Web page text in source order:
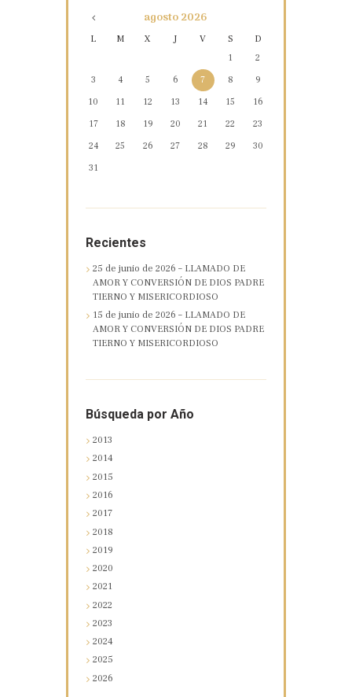
agosto2026
L M X J V S
D
1
2
3
4 5 6 7 8
9
10
11 12 13 14 15
16
17
18 19 20 21 22
23
24
25 26 27 28 29
30
31
Recientes
25 de junio de 2026 – LLAMADO DE
AMOR Y CONVERSIÓN DE DIOS PADRE
TIERNO Y MISERICORDIOSO
15 de junio de 2026 – LLAMADO DE
AMOR Y CONVERSIÓN DE DIOS PADRE
TIERNO Y MISERICORDIOSO
Búsqueda por Año
2013
2014
2015
2016
2017
2018
2019
2020
2021
2022
2023
2024
2025
2026